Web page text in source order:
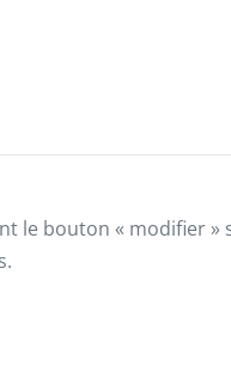
le bouton « modifier